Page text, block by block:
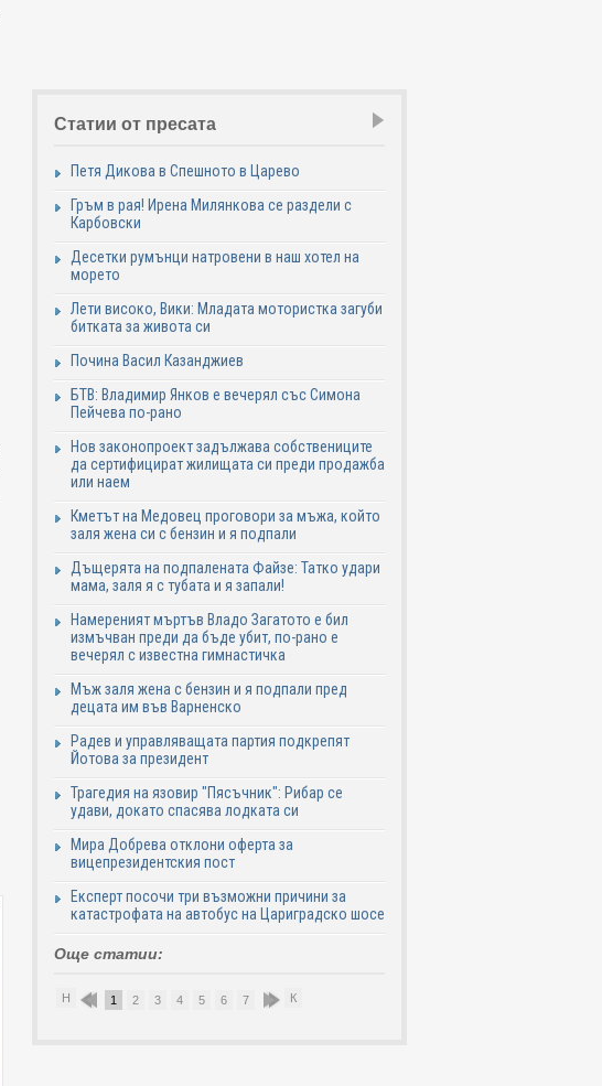
Статии от пресата
Петя Дикова в Спешното в Царево
Гръм в рая! Ирена Милянкова се раздели с
Карбовски
Десетки румънци натровени в наш хотел на
морето
Лети високо, Вики: Младата мотористка загуби
битката за живота си
Почина Васил Казанджиев
БТВ: Владимир Янков е вечерял със Симона
Пейчева по-рано
Нов законопроект задължава собствениците
да сертифицират жилищата си преди продажба
или наем
Кметът на Медовец проговори за мъжа, който
заля жена си с бензин и я подпали
Дъщерята на подпалената Файзе: Татко удари
мама, заля я с тубата и я запали!
Намереният мъртъв Владо Загатото е бил
измъчван преди да бъде убит, по-рано е
вечерял с известна гимнастичка
Мъж заля жена с бензин и я подпали пред
децата им във Варненско
Радев и управляващата партия подкрепят
Йотова за президент
Трагедия на язовир "Пясъчник": Рибар се
удави, докато спасява лодката си
Мира Добрева отклони оферта за
вицепрезидентския пост
Експерт посочи три възможни причини за
катастрофата на автобус на Цариградско шосе
Още статии:
Н 1 2 3 4 5 6 7 8 9К